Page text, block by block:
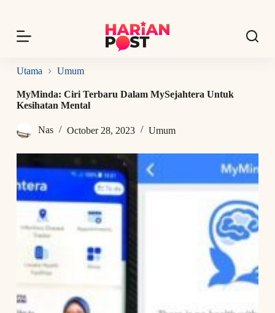
p
o
o
n
n
Utama Umum
MyMinda: Ciri Terbaru Dalam MySejahtera Untuk
Kesihatan Mental
Nas October 28, 2023 Umum